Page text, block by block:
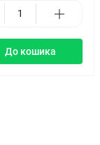
До кошика